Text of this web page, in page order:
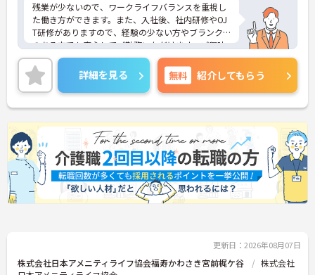
残業が少ないので、ワークライフバランスを重視し
た働き方ができます。また、入社後、社内研修やOJ
T研修がありますので、経験の少ない方やブランク
のある方でも安心してご勤務いただけます。ご興味
ある方には、面接のポイントなど、さらに詳細をお
話致しますのでお気軽にご相談ください。
詳細を見る 無料 紹介してもらう
更新日：2026年08月07日
株式会社日本アメニティライフ協会福寿かわさき宮前梶ケ谷
株式会社